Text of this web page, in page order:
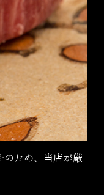
のため、当店が厳